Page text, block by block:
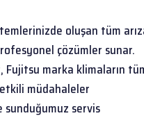
oluşan tüm
çözümler sunar.
Fujitsu marka klimaların
müdahaleler
servis